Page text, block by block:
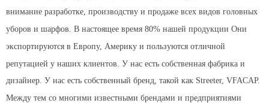
внимание разработке, производству и продаже всех видов головных
уборов и шарфов. В настоящее время 80% нашей продукции Они
экспортируются в Европу, Америку и пользуются отличной
репутацией у наших клиентов. У нас есть собственная фабрика и
дизайнер. У нас есть собственный бренд, такой как Streeter, VFACAP.
Между тем со многими известными брендами и предприятиями